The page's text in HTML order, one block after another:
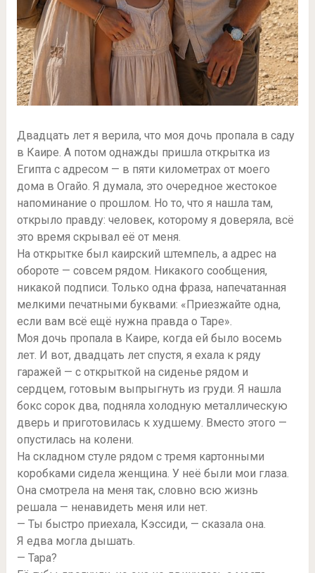
Двадцать лет я верила, что моя дочь пропала в саду
в Каире. А потом однажды пришла открытка из
Египта с адресом — в пяти километрах от моего
дома в Огайо. Я думала, это очередное жестокое
напоминание о прошлом. Но то, что я нашла там,
открыло правду: человек, которому я доверяла, всё
это время скрывал её от меня.
На открытке был каирский штемпель, а адрес на
обороте — совсем рядом. Никакого сообщения,
никакой подписи. Только одна фраза, напечатанная
мелкими печатными буквами: «Приезжайте одна,
если вам всё ещё нужна правда о Таре».
Моя дочь пропала в Каире, когда ей было восемь
лет. И вот, двадцать лет спустя, я ехала к ряду
гаражей — с открыткой на сиденье рядом и
сердцем, готовым выпрыгнуть из груди. Я нашла
бокс сорок два, подняла холодную металлическую
дверь и приготовилась к худшему. Вместо этого —
опустилась на колени.
На складном стуле рядом с тремя картонными
коробками сидела женщина. У неё были мои глаза.
Она смотрела на меня так, словно всю жизнь
решала — ненавидеть меня или нет.
— Ты быстро приехала, Кэссиди, — сказала она.
Я едва могла дышать.
— Тара?